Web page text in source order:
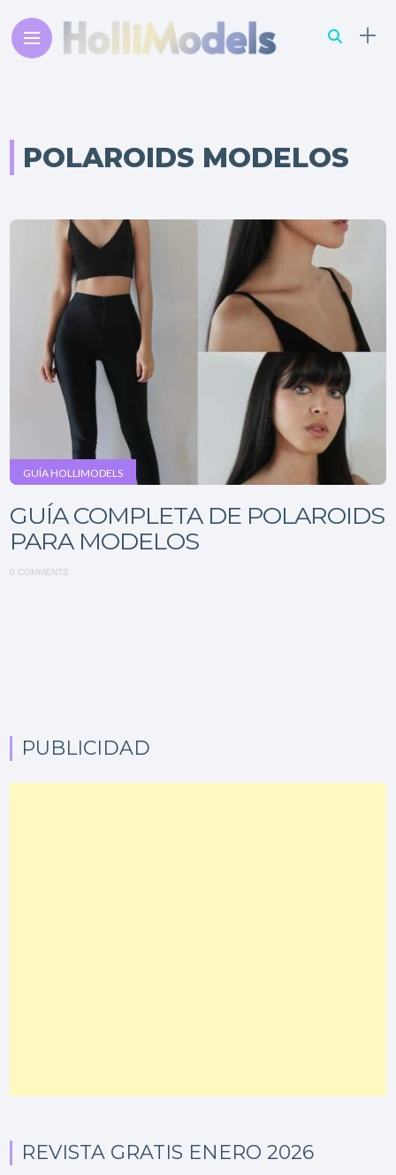
POLAROIDS MODELOS
GUÍA HOLLIMODELS
GUÍA COMPLETA DE POLAROIDS
PARA MODELOS
0 COMMENTS
PUBLICIDAD
REVISTA GRATIS ENERO 2026